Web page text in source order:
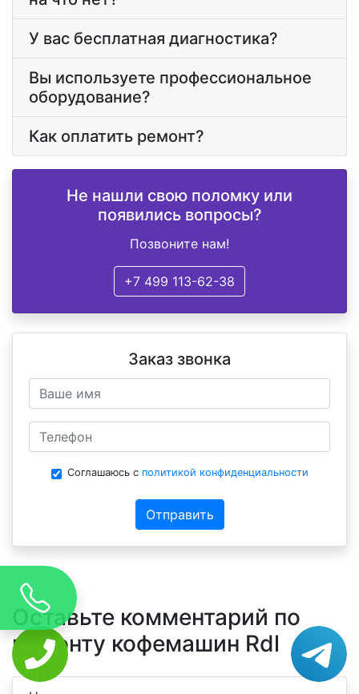
У вас бесплатная диагностика?
Вы используете профессиональное
оборудование?
Как оплатить ремонт?
Не нашли свою поломку или
появились вопросы?
Позвоните нам!
+7 499 113-62-38
Заказ звонка
Соглашаюсь с политикой конфиденциальности
Отправить
Оставьте комментарий по
ремонту кофемашин Rdl